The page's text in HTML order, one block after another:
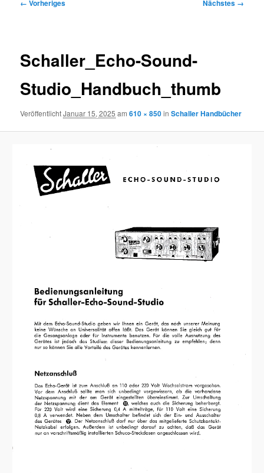
← Vorheriges Nächstes →
Schaller_Echo-Sound-
Studio_Handbuch_thumb
VeröffentlichtJanuar 15, 2025 am610 × 850inSchaller Handbücher